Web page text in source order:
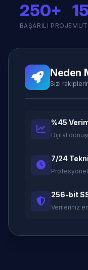
250+
BAŞARILI PROJE
Neden
Sizi
%45
Dijital
7/24
Profesyonel
256-bit
Verileriniz